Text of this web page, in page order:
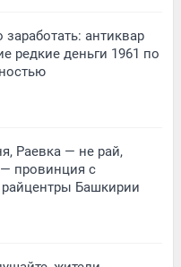
антиквар
редкие деньги 1961 по
Раевка — не рай,
провинция с
Башкирии